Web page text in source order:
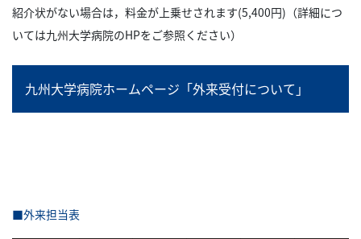
紹介状がない場合は，料金が上乗せされます(5,400円)（詳細につ
いては九州大学病院のHPをご参照ください）
九州大学病院ホームページ「外来受付について」
■外来担当表